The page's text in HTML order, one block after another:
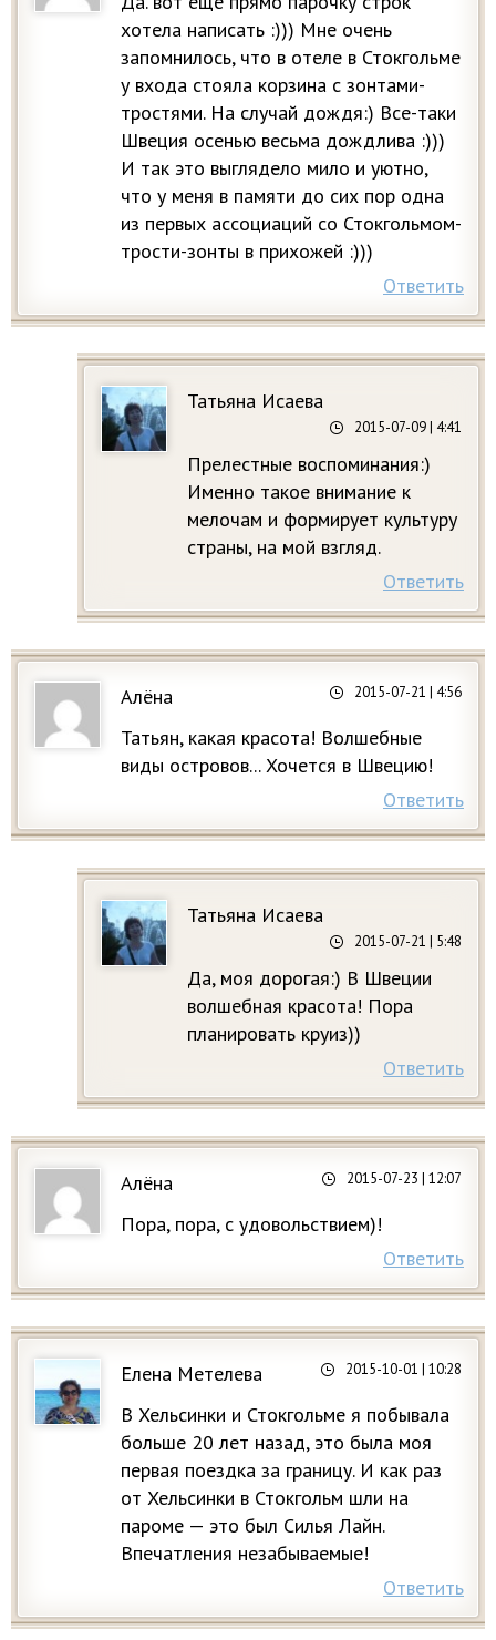
хотела написать :))) Мне очень
запомнилось, что в отеле в Стокгольме
у входа стояла корзина с зонтами-
тростями. На случай дождя:) Все-таки
Швеция осенью весьма дождлива :)))
И так это выглядело мило и уютно,
что у меня в памяти до сих пор одна
из первых ассоциаций со Стокгольмом-
трости-зонты в прихожей :)))
Ответить
Татьяна Исаева
2015-07-09 | 4:41
Прелестные воспоминания:)
Именно такое внимание к
мелочам и формирует культуру
страны, на мой взгляд.
Ответить
Алёна 2015-07-21 | 4:56
Татьян, какая красота! Волшебные
виды островов... Хочется в Швецию!
Ответить
Татьяна Исаева
2015-07-21 | 5:48
Да, моя дорогая:) В Швеции
волшебная красота! Пора
планировать крyиз))
Ответить
Алёна 2015-07-23 | 12:07
Пора, пора, с удовольствием)!
Ответить
Елена Метелева 2015-10-01 | 10:28
В Хельсинки и Стокгольме я побывала
больше 20 лет назад, это была моя
первая поездка за границу. И как раз
от Хельсинки в Стокгольм шли на
пароме — это был Силья Лайн.
Впечатления незабываемые!
Ответить